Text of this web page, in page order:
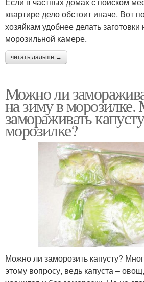
квартире дело обстоит иначе. Вот
хозяйкам удобнее делать заготовки
морозильной камере.
читать дальше →
Можно ли
на зиму в
замораживать
морозилке?
Можно ли заморозить капусту?
этому вопросу, ведь капуста –